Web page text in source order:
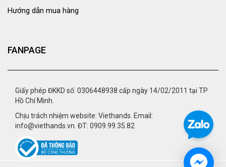
Hướng dẫn mua hàng
FANPAGE
Giấy phép ĐKKD số: 0306448938 cấp ngày 14/02/2011 tại TP
Hồ Chí Minh.
Chịu trách nhiệm website: Viethands. Email:
info@viethands.vn. ĐT: 0909.99.35.82